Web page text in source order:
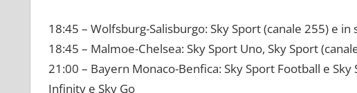
18:45 – Wolfsburg-Salisburgo: Sky Sport (canale 255) e
18:45 – Malmoe-Chelsea: Sky Sport Uno, Sky Sport
21:00 – Bayern Monaco-Benfica: Sky Sport Football e
Infinity e Sky Go